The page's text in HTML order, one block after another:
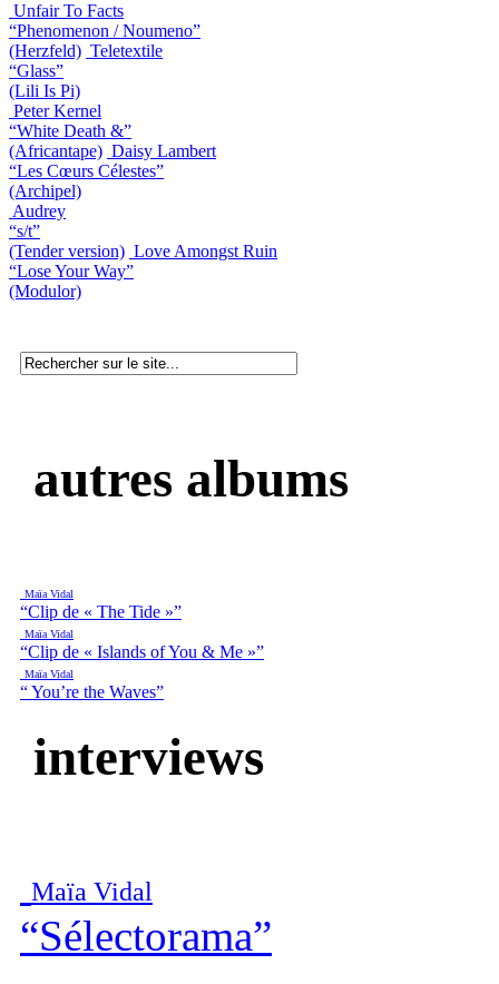
Unfair To Facts
“Phenomenon / Noumeno”
(Herzfeld) Teletextile
“Glass”
(Lili Is Pi)
Peter Kernel
“White Death &”
(Africantape) Daisy Lambert
“Les Cœurs Célestes”
(Archipel)
Audrey
“s/t”
(Tender version) Love Amongst Ruin
“Lose Your Way”
(Modulor)
autres albums
Maïa Vidal
“Clip de « The Tide »”
Maïa Vidal
“Clip de « Islands of You & Me »”
Maïa Vidal
“ You’re the Waves”
interviews
Maïa Vidal
“Sélectorama”